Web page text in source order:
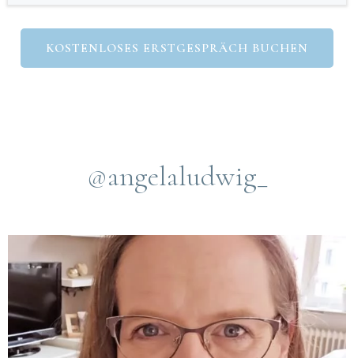
KOSTENLOSES ERSTGESPRÄCH BUCHEN
@angelaludwig_